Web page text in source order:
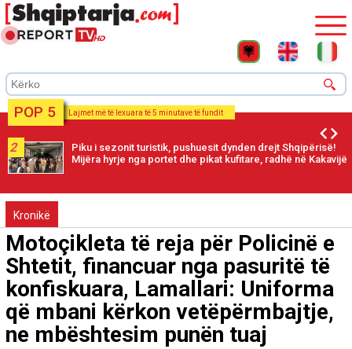
POP 5 Lajmet më të lexuara të 5 minutave të fundit
2
Piku i sezonit turistik, pushuesit dynden drejt Shqipërisë!
Mijëra hyrje nga portet dhe pikat kufitare, radhë në Kakavijë
Kronikë
Motoçikleta të reja për Policinë e
Shtetit, financuar nga pasuritë të
konfiskuara, Lamallari: Uniforma
që mbani kërkon vetëpërmbajtje,
ne mbështesim punën tuaj